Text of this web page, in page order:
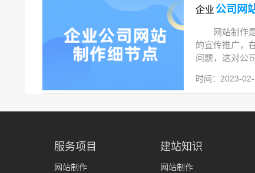
企业公司网
网站制作
的宣传推广，
问题，这对公
时间：2023-
服务项目
网站制作
建站知识
网站制作